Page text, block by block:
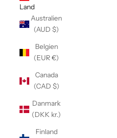
Land
Australien
(AUD $)
Belgien
(EUR €)
Canada
(CAD $)
Danmark
(DKK kr.)
Finland